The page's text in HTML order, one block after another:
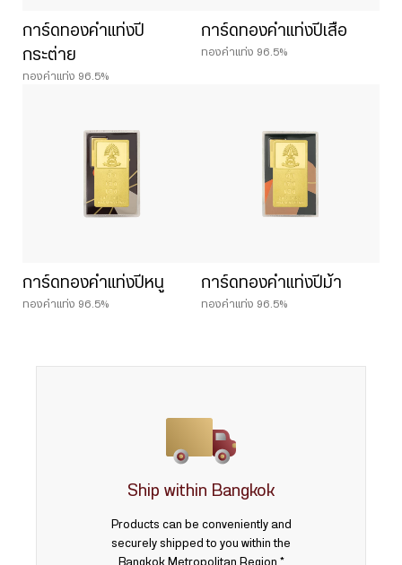
การ์ดทองคำแท่งปี
กระต่าย
ทองคำแท่ง 96.5%
การ์ดทองคำแท่งปีเสือ
ทองคำแท่ง 96.5%
การ์ดทองคำแท่งปีหนู
ทองคำแท่ง 96.5%
การ์ดทองคำแท่งปีม้า
ทองคำแท่ง 96.5%
Ship within Bangkok
Products can be conveniently and
securely shipped to you within the